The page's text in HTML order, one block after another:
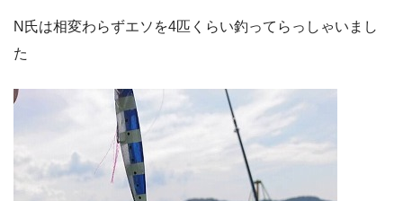
N氏は相変わらずエソを4匹くらい釣ってらっしゃいまし
た